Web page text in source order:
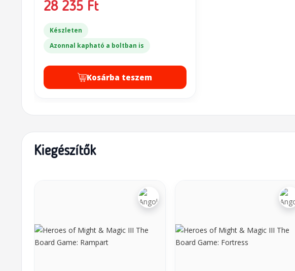
28 235 Ft
Készleten
Azonnal kapható a boltban is
Kosárba teszem
Kiegészítők